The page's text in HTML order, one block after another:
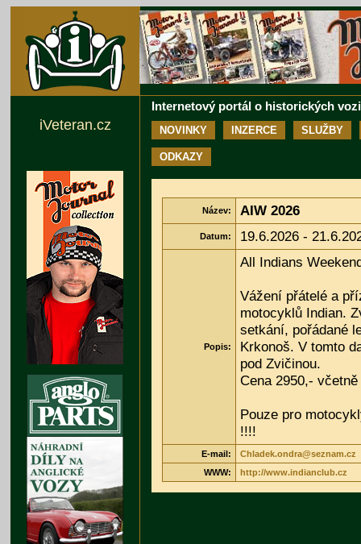
Internetový portál o historických
NOVINKY INZERCE SLUŽBY
ODKAZY
Název: AIW 2026
Datum: 19.6.2026 -
Popis:
All Indians
Vážení přátelé a
motocyklů Indian.
setkání, pořádané
Krkonoš. V tomto
pod Zvičinou.
Cena 2950,-
Pouze pro
!!!!
E-mail:
Chladek.ondra@seznam.cz
WWW:
http://www.indianclub.cz
iVeteran.cz